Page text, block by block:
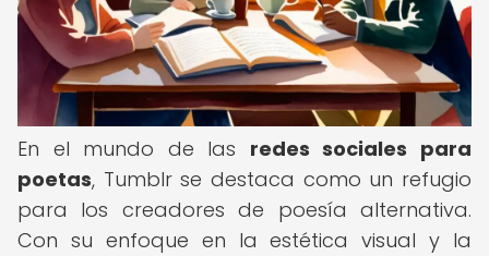
En el mundo de las redes sociales para
poetas, Tumblr se destaca como un refugio
para los creadores de poesía alternativa.
Con su enfoque en la estética visual y la